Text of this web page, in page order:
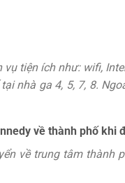
tiện ích như: wifi,
nhà ga 4, 5, 7, 8.
về thành phố khi
về trung tâm thành